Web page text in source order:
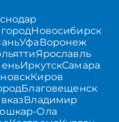
Новосибирск
УфаВоронеж
Ярославль
ИркутскСамара
Киров
Благовещенск
Владимир
Ола